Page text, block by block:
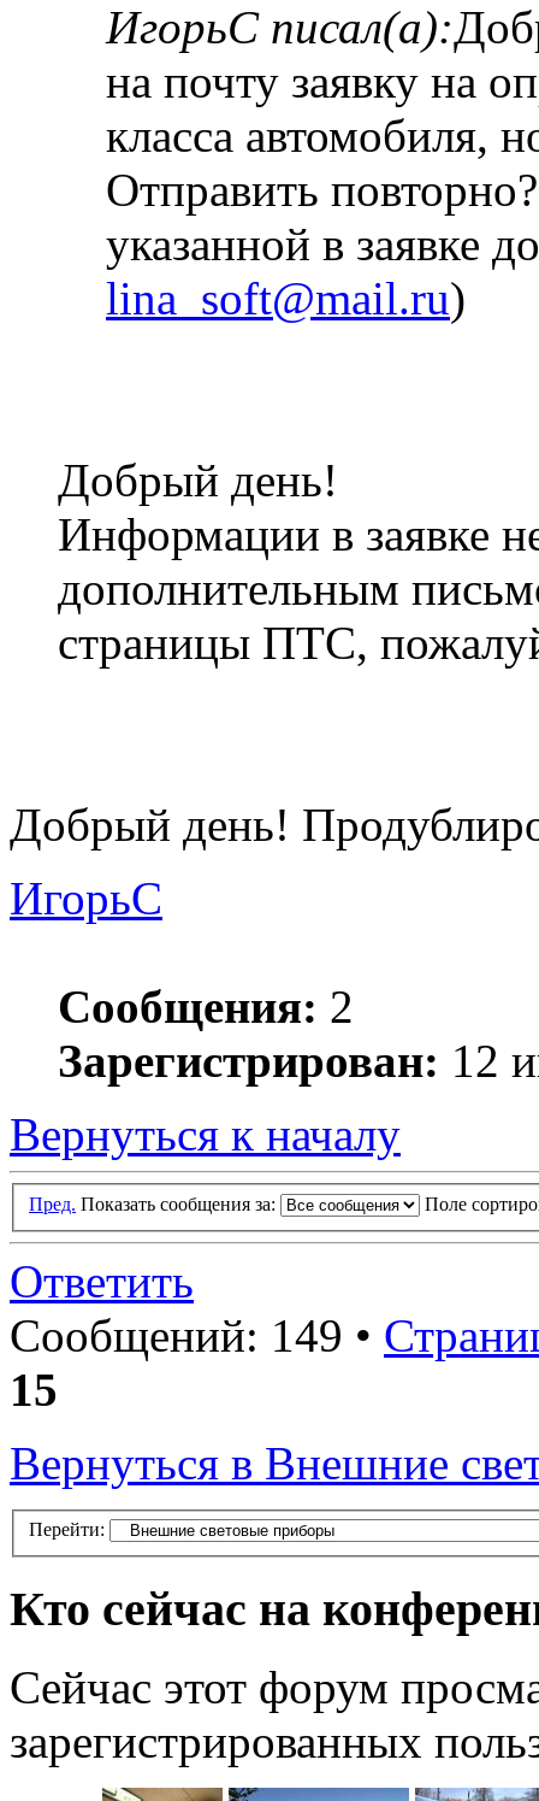
ИгорьC писал(а):
на почту заявку на
класса автомобиля,
Отправить
указанной в заявке
lina_soft@mail.ru)
Добрый день!
Информации в заявке
дополнительным
страницы ПТС,
Добрый день!
ИгорьC
Сообщения: 2
Зарегистрирован: 12
Вернуться к началу
Пред. Показать сообщения за: Поле
Ответить
Сообщений: 149 •
15
Вернуться в Внешние
Перейти:
Кто сейчас на
Сейчас этот форум
зарегистрированных